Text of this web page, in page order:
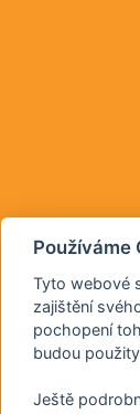
Používáme
Tyto webové
zajištění
pochopení
budou
Ještě